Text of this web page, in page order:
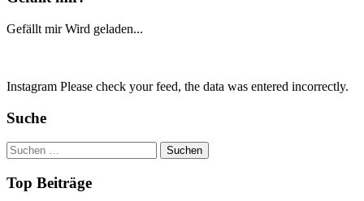
Gefällt mir Wird geladen...
Instagram Please check your feed, the data was entered incorrectly.
Suche
Suchen
nach:
Top Beiträge